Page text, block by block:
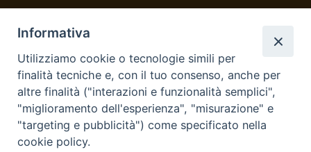
TV 2000
Informativa
Utilizziamo cookie o tecnologie simili per
finalità tecniche e, con il tuo consenso, anche per
altre finalità ("interazioni e funzionalità semplici",
"miglioramento dell'esperienza", "misurazione" e
"targeting e pubblicità") come specificato nella
cookie policy.